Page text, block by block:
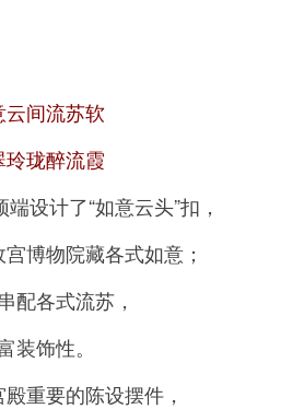
云间流苏软
玲珑醉流霞
设计了“如意云头”扣，
博物院藏各式如意；
配各式流苏，
装饰性。
重要的陈设摆件，